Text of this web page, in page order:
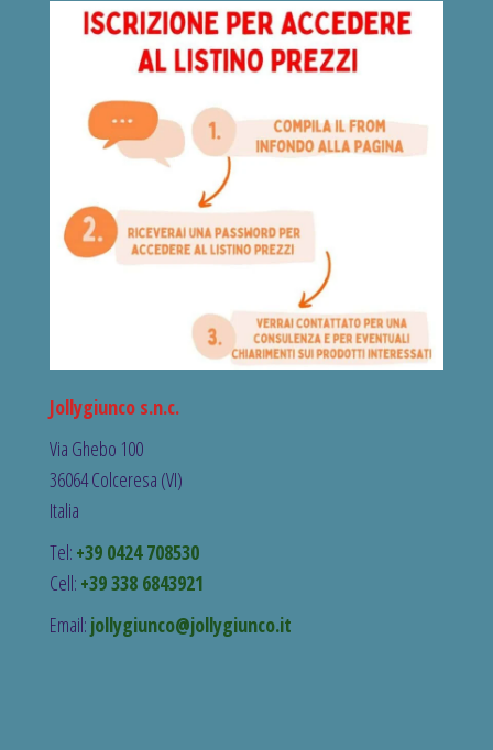
Jollygiunco s.n.c.
Via Ghebo 100
36064 Colceresa (VI)
Italia
Tel: +39 0424 708530
Cell: +39 338 6843921
Email: jollygiunco@jollygiunco.it